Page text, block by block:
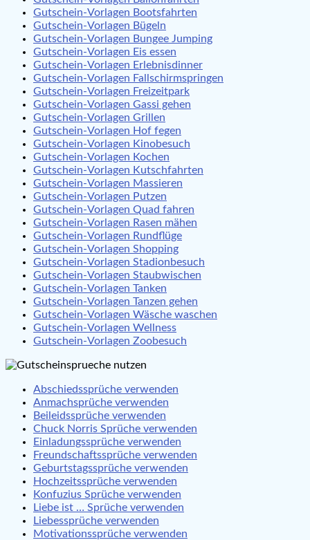
Gutschein-Vorlagen Bootsfahrten
Gutschein-Vorlagen Bügeln
Gutschein-Vorlagen Bungee Jumping
Gutschein-Vorlagen Eis essen
Gutschein-Vorlagen Erlebnisdinner
Gutschein-Vorlagen Fallschirmspringen
Gutschein-Vorlagen Freizeitpark
Gutschein-Vorlagen Gassi gehen
Gutschein-Vorlagen Grillen
Gutschein-Vorlagen Hof fegen
Gutschein-Vorlagen Kinobesuch
Gutschein-Vorlagen Kochen
Gutschein-Vorlagen Kutschfahrten
Gutschein-Vorlagen Massieren
Gutschein-Vorlagen Putzen
Gutschein-Vorlagen Quad fahren
Gutschein-Vorlagen Rasen mähen
Gutschein-Vorlagen Rundflüge
Gutschein-Vorlagen Shopping
Gutschein-Vorlagen Stadionbesuch
Gutschein-Vorlagen Staubwischen
Gutschein-Vorlagen Tanken
Gutschein-Vorlagen Tanzen gehen
Gutschein-Vorlagen Wäsche waschen
Gutschein-Vorlagen Wellness
Gutschein-Vorlagen Zoobesuch
Abschiedssprüche verwenden
Anmachsprüche verwenden
Beileidssprüche verwenden
Chuck Norris Sprüche verwenden
Einladungssprüche verwenden
Freundschaftssprüche verwenden
Geburtstagssprüche verwenden
Hochzeitssprüche verwenden
Konfuzius Sprüche verwenden
Liebe ist … Sprüche verwenden
Liebessprüche verwenden
Motivationssprüche verwenden